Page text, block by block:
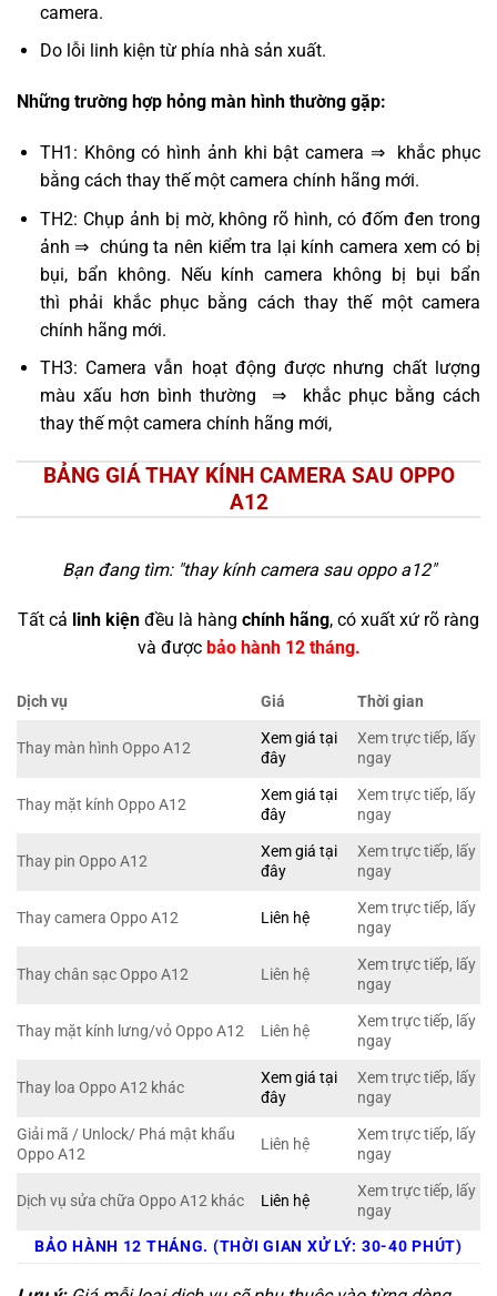
camera.
Do lỗi linh kiện từ phía nhà sản xuất.
Những trường hợp hỏng màn hình thường gặp:
TH1: Không có hình ảnh khi bật camera ⇒ khắc phục
bằng cách thay thế một camera chính hãng mới.
TH2: Chụp ảnh bị mờ, không rõ hình, có đốm đen trong
ảnh ⇒ chúng ta nên kiểm tra lại kính camera xem có bị
bụi, bẩn không. Nếu kính camera không bị bụi bẩn
thì phải khắc phục bằng cách thay thế một camera
chính hãng mới.
TH3: Camera vẫn hoạt động được nhưng chất lượng
màu xấu hơn bình thường ⇒ khắc phục bằng cách
thay thế một camera chính hãng mới,
BẢNG GIÁ THAY KÍNH CAMERA SAU OPPO
A12
Bạn đang tìm: "thay kính camera sau oppo a12"
Tất cả linh kiện đều là hàng chính hãng, có xuất xứ rõ ràng
và được bảo hành 12 tháng.
Dịch vụ Giá Thời gian
Thay màn hình Oppo A12
Xem giá tại
đây
Xem trực tiếp, lấy
ngay
Thay mặt kính Oppo A12
Xem giá tại
đây
Xem trực tiếp, lấy
ngay
Thay pin Oppo A12
Xem giá tại
đây
Xem trực tiếp, lấy
ngay
Thay camera Oppo A12 Liên hệ
Xem trực tiếp, lấy
ngay
Thay chân sạc Oppo A12 Liên hệ
Xem trực tiếp, lấy
ngay
Thay mặt kính lưng/vỏ Oppo A12 Liên hệ
Xem trực tiếp, lấy
ngay
Thay loa Oppo A12 khác
Xem giá tại
đây
Xem trực tiếp, lấy
ngay
Giải mã / Unlock/ Phá mật khẩu
Oppo A12
Liên hệ
Xem trực tiếp, lấy
ngay
Dịch vụ sửa chữa Oppo A12 khác Liên hệ
Xem trực tiếp, lấy
ngay
BẢO HÀNH 12 THÁNG. (THỜI GIAN XỬ LÝ: 30-40 PHÚT)